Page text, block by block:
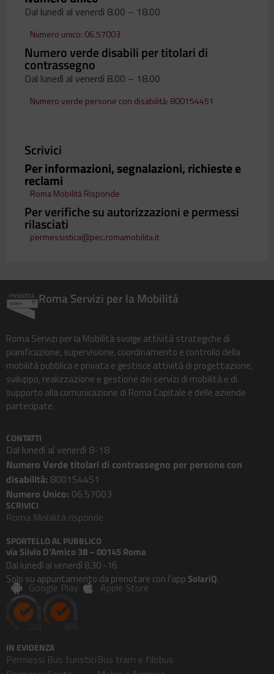
Dal lunedì al venerdì 8.00 – 18.00
Numero unico: 06.57003
Numero verde disabili per titolari di
contrassegno
Dal lunedì al venerdì 8.00 – 18.00
Numero verde persone con disabilità: 800154451
Scrivici
Per informazioni, segnalazioni, richieste e
reclami
Roma Mobilità Risponde
Per verifiche su autorizzazioni e permessi
rilasciati
permessistica@pec.romamobilita.it
Roma Servizi per la Mobilità
Roma Servizi per la Mobilità svolge attività strategiche di
pianificazione, supervisione, coordinamento e controllo della
mobilità pubblica e privata e gestisce attività di progettazione,
sviluppo, realizzazione e gestione dei servizi di mobilità e di
supporto alla comunicazione di Roma Capitale e delle aziende
partecipate.
CONTATTI
Dal lunedì al venerdì 8-18
Numero Verde titolari di contrassegno per persone con
disabilità: 800154451
Numero Unico: 06.57003
SCRIVICI
Roma Mobilità risponde
SPORTELLO AL PUBBLICO
via Silvio D’Amico 38 – 00145 Roma
Dal lunedì al venerdì 8.30 -16
Solo su appuntamento da prenotare con l’app SolariQ.
Google Play Apple Store
IN EVIDENZA
Permessi Bus turisticiBus tram e filobus